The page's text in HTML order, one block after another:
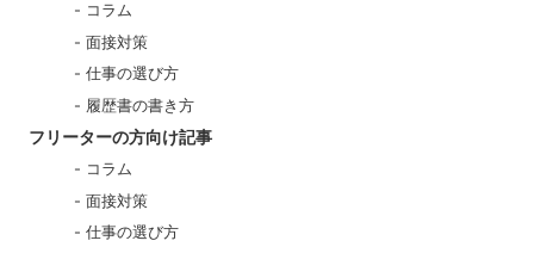
コラム
面接対策
仕事の選び方
履歴書の書き方
フリーターの方向け記事
コラム
面接対策
仕事の選び方